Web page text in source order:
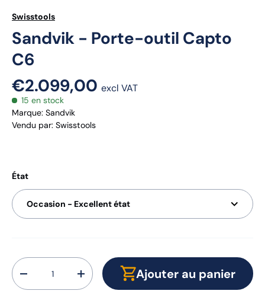
Swisstools
Sandvik - Porte-outil Capto
C6
€2.099,00 excl VAT
15 en stock
Marque: Sandvik
Vendu par: Swisstools
État
Occasion - Excellent état
Qté
-
+ Ajouter au panier